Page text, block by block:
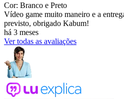
Cor: Branco e Preto
Vídeo game muito maneiro e a
previsto, obrigado Kabum!
há 3 meses
Ver todas as avaliações